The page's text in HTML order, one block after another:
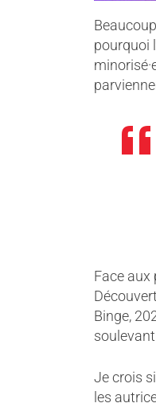
pourquoi
Face aux
Binge,
Je crois
les